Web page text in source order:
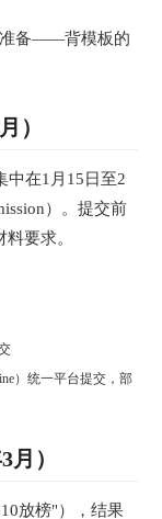
准备——背模板的
）
中在1月15日至2
）。提交前
要求。
）统一平台提交，部
）
放榜"），结果